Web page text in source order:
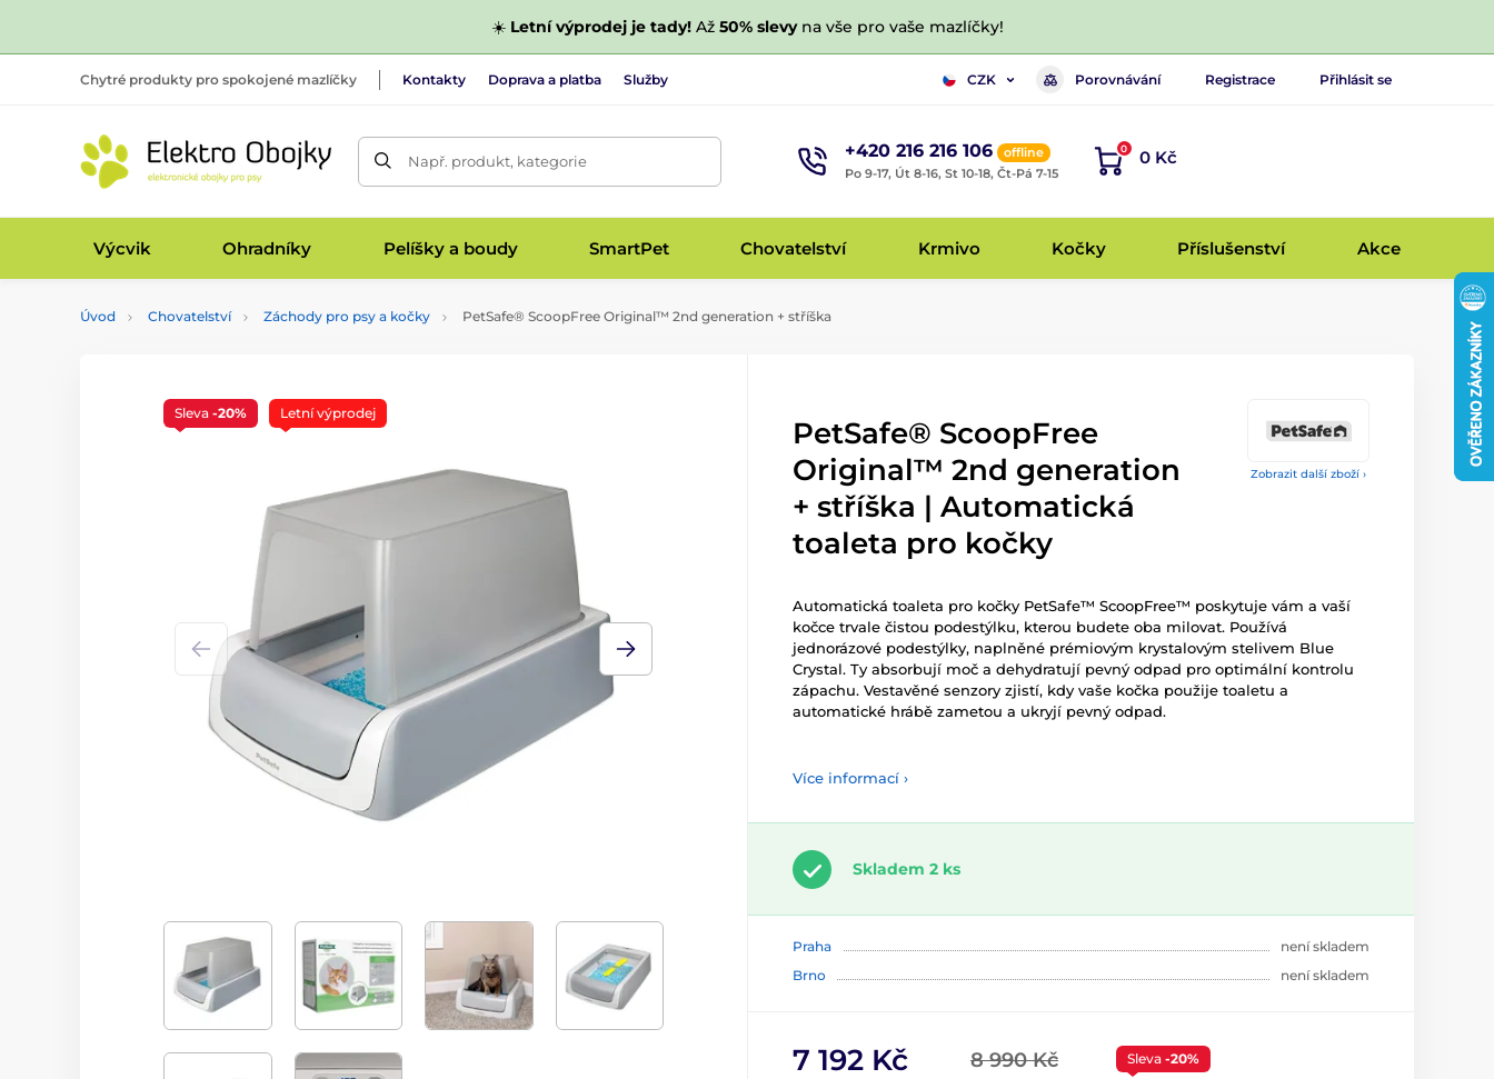
☀️ Letní výprodej je tady!Až 50% slevyna vše pro vaše mazlíčky!
Chytré produkty pro spokojené mazlíčky Kontakty Doprava a platba Služby CZK Porovnávání Registrace Přihlásit se
Např. produkt, kategorie +420 216 216 106
offline
Po 9-17, Út 8-16, St 10-18, Čt-Pá 7-15
0 0 Kč
Výcvik Ohradníky Pelíšky a boudy SmartPet Chovatelství Krmivo Kočky Příslušenství Akce
Úvod Chovatelství Záchody pro psy a kočky PetSafe® ScoopFree Original™ 2nd generation + stříška
Zobrazit další zboží ›
Sleva -20% Letní výprodej
PetSafe® ScoopFree
Original™ 2nd generation
+ stříška | Automatická
toaleta pro kočky
Automatická toaleta pro kočky PetSafe™ ScoopFree™ poskytuje vám a vaší
kočce trvale čistou podestýlku, kterou budete oba milovat. Používá
jednorázové podestýlky, naplněné prémiovým krystalovým stelivem Blue
Crystal. Ty absorbují moč a dehydratují pevný odpad pro optimální kontrolu
zápachu. Vestavěné senzory zjistí, kdy vaše kočka použije toaletu a
automatické hrábě zametou a ukryjí pevný odpad.
Více informací ›
Skladem 2 ks
Praha
není skladem
Brno
není skladem
8 990 Kč
7 192 Kč Sleva -20%